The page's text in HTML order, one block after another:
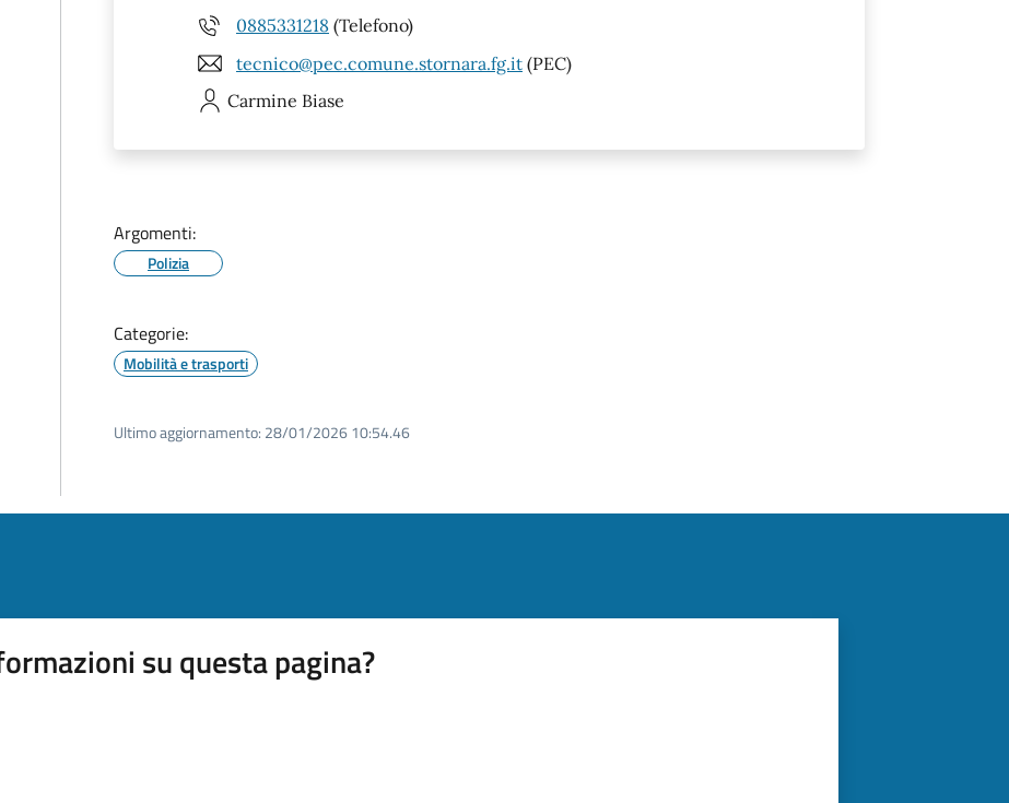
0885331218 (Telefono)
tecnico@pec.comune.stornara.fg.it (PEC)
Carmine Biase
Argomenti:
Polizia
Categorie:
Mobilità e trasporti
Ultimo aggiornamento: 28/01/2026 10:54.46
su questa pagina?